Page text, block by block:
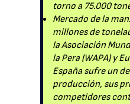
torno a 75.000
Mercado de la
millones de
la Asociación
la Pera (WAPA) y
España sufre un
producción, sus
competidores